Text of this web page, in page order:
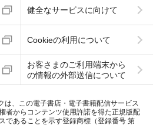
健全なサービスに向けて
Cookieの利用について
お客さまのご利用端末から
の情報の外部送信について
は、この電子書店・電子書籍配信サービス
者からコンテンツ使用許諾を得た正規版配
であることを示す登録商標（登録番号 第